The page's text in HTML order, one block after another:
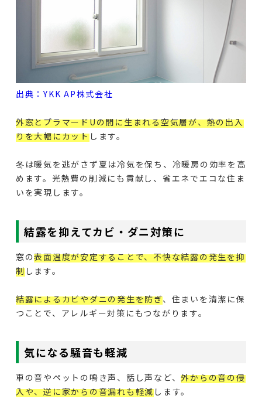
出典：YKK AP株式会社
外窓とプラマードUの間に生まれる空気層が、熱の出入
りを大幅にカットします。
冬は暖気を逃がさず夏は冷気を保ち、冷暖房の効率を高
めます。光熱費の削減にも貢献し、省エネでエコな住ま
いを実現します。
結露を抑えてカビ・ダニ対策に
窓の表面温度が安定することで、不快な結露の発生を抑
制します。
結露によるカビやダニの発生を防ぎ、住まいを清潔に保
つことで、アレルギー対策にもつながります。
気になる騒音も軽減
車の音やペットの鳴き声、話し声など、外からの音の侵
入や、逆に家からの音漏れも軽減します。